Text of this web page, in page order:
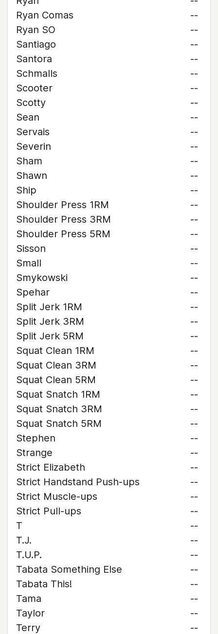
Ryan Comas
--
Ryan SO
--
Santiago
--
Santora
--
Schmalls
--
Scooter
--
Scotty
--
Sean
--
Servais
--
Severin
--
Sham
--
Shawn
--
Ship
--
Shoulder Press 1RM
--
Shoulder Press 3RM
--
Shoulder Press 5RM
--
Sisson
--
Small
--
Smykowski
--
Spehar
--
Split Jerk 1RM
--
Split Jerk 3RM
--
Split Jerk 5RM
--
Squat Clean 1RM
--
Squat Clean 3RM
--
Squat Clean 5RM
--
Squat Snatch 1RM
--
Squat Snatch 3RM
--
Squat Snatch 5RM
--
Stephen
--
Strange
--
Strict Elizabeth
--
Strict Handstand Push-ups
--
Strict Muscle-ups
--
Strict Pull-ups
--
T
--
T.J.
--
T.U.P.
--
Tabata Something Else
--
Tabata This!
--
Tama
--
Taylor
--
Terry
--